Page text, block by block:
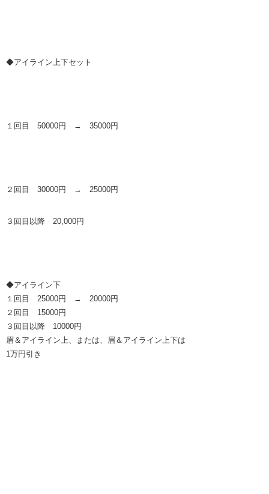
◆アイライン上下セット
１回目 50000円 → 35000円
２回目 30000円 → 25000円
３回目以降 20,000円
◆アイライン下
１回目 25000円 → 20000円
２回目 15000円
３回目以降 10000円
眉＆アイライン上、または、眉＆アイライン上下は
1万円引き